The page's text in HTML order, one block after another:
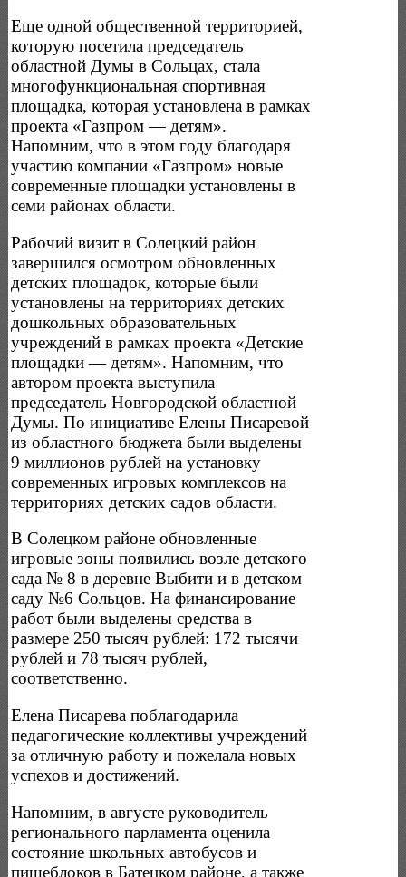
Еще одной общественной территорией,
которую посетила председатель
областной Думы в Сольцах, стала
многофункциональная спортивная
площадка, которая установлена в рамках
проекта «Газпром — детям».
Напомним, что в этом году благодаря
участию компании «Газпром» новые
современные площадки установлены в
семи районах области.
Рабочий визит в Солецкий район
завершился осмотром обновленных
детских площадок, которые были
установлены на территориях детских
дошкольных образовательных
учреждений в рамках проекта «Детские
площадки — детям». Напомним, что
автором проекта выступила
председатель Новгородской областной
Думы. По инициативе Елены Писаревой
из областного бюджета были выделены
9 миллионов рублей на установку
современных игровых комплексов на
территориях детских садов области.
В Солецком районе обновленные
игровые зоны появились возле детского
сада № 8 в деревне Выбити и в детском
саду №6 Сольцов. На финансирование
работ были выделены средства в
размере 250 тысяч рублей: 172 тысячи
рублей и 78 тысяч рублей,
соответственно.
Елена Писарева поблагодарила
педагогические коллективы учреждений
за отличную работу и пожелала новых
успехов и достижений.
Напомним, в августе руководитель
регионального парламента оценила
состояние школьных автобусов и
пищеблоков в Батецком районе, а также